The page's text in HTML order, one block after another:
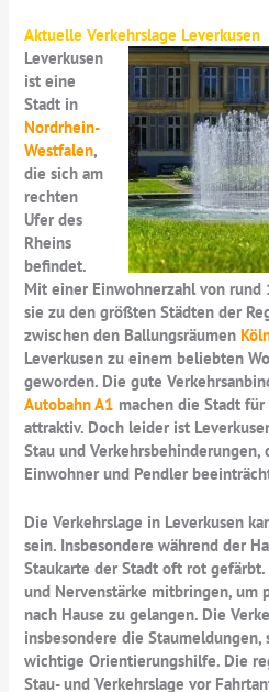
Aktuelle Verkehrslage Leverkusen
Leverkusen
ist eine
Stadt in
Nordrhein-
Westfalen,
die sich am
rechten
Ufer des
Rheins
befindet.
Mit einer Einwohnerzahl von
sie zu den größten Städten der
zwischen den Ballungsräumen
Leverkusen zu einem beliebten
geworden. Die gute
Autobahn A1 machen die Stadt
attraktiv. Doch leider ist
Stau und
Einwohner und Pendler
Die Verkehrslage in Leverkusen
sein. Insbesondere während der
Staukarte der Stadt oft rot
und Nervenstärke mitbringen, um
nach Hause zu gelangen. Die
insbesondere die
wichtige Orientierungshilfe. Die
Stau- und Verkehrslage vor